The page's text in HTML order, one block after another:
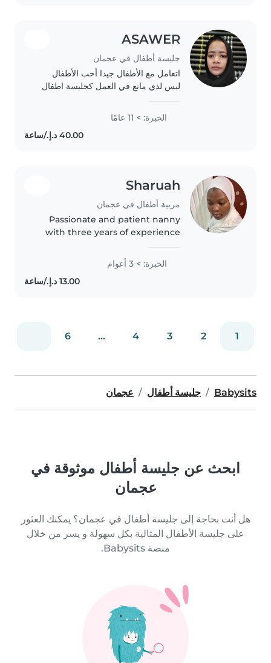
ASAWER
جليسة أطفال في عجمان
اتعامل مع الأطفال جيدا أحب الأطفال
ليس لدي مانع في العمل كجليسة اطفال
هادئة في التعامل سوف أكون متوفرة
للعمل بالصبح والمساء سوف اقوم
الخبرة: > 11 عامًا
Sharuah
مربية أطفال في عجمان
Passionate and patient nanny
with three years of experience
offering a warm and responsible
presence in your home. Fluent in
English and skilled in reading..
الخبرة: > 3 أعوام
1
2
3
4
...
6
Babysits جليسة أطفال عجمان
ابحث عن جليسة أطفال موثوقة في
عجمان
هل أنت بحاجة إلى جليسة أطفال في عجمان؟ يمكنك العثور
على جليسة الأطفال المثالية بكل سهولة و يسر من خلال
منصة Babysits.